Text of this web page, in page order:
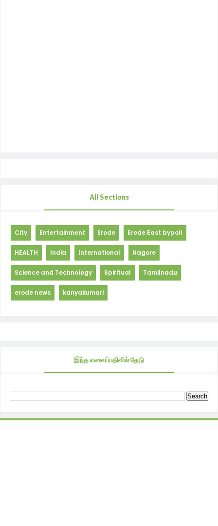
All Sections
City Entertainment Erode Erode East bypoll
HEALTH India International Nagore
Science and Technology Spiritual Tamilnadu
erode news kanyakumari
இந்த வலைப்பதிவில் தேடு